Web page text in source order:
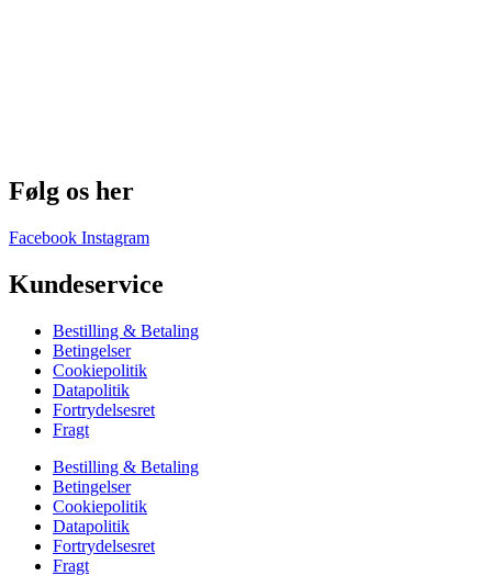
Følg os her
Facebook Instagram
Kundeservice
Bestilling & Betaling
Betingelser
Cookiepolitik
Datapolitik
Fortrydelsesret
Fragt
Bestilling & Betaling
Betingelser
Cookiepolitik
Datapolitik
Fortrydelsesret
Fragt